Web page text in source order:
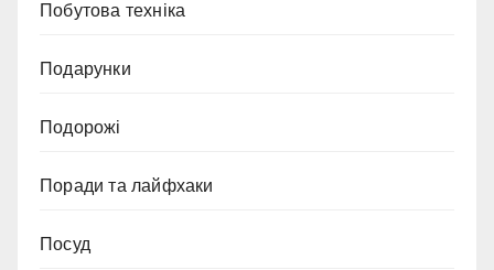
Побутова техніка
Подарунки
Подорожі
Поради та лайфхаки
Посуд